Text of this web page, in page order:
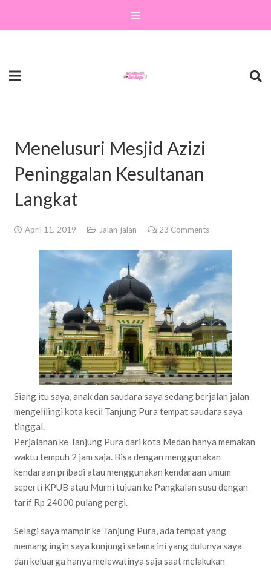
Menelusuri Mesjid Azizi
Peninggalan Kesultanan
Langkat
April 11, 2019 Jalan-jalan 23 Comments
Siang itu saya, anak dan saudara saya sedang berjalan jalan
mengelilingi kota kecil Tanjung Pura tempat saudara saya
tinggal.
Perjalanan ke Tanjung Pura dari kota Medan hanya memakan
waktu tempuh 2 jam saja. Bisa dengan menggunakan
kendaraan pribadi atau menggunakan kendaraan umum
seperti KPUB atau Murni tujuan ke Pangkalan susu dengan
tarif Rp 24000 pulang pergi.
Selagi saya mampir ke Tanjung Pura, ada tempat yang
memang ingin saya kunjungi selama ini yang dulunya saya
dan keluarga hanya melewatinya saja saat melakukan